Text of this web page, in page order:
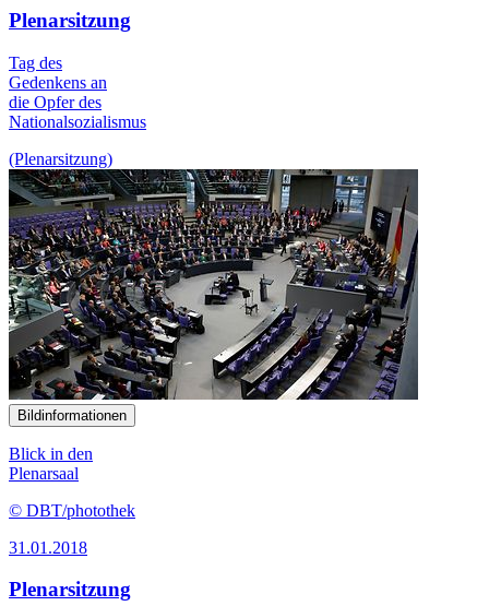
Plenarsitzung
Tag des
Gedenkens an
die Opfer des
Nationalsozialismus
(Plenarsitzung)
Bildinformationen
Blick in den
Plenarsaal
© DBT/photothek
31.01.2018
Plenarsitzung